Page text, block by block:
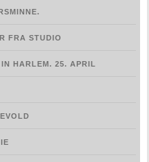
FRA STUDIO
HARLEM. 25. APRIL